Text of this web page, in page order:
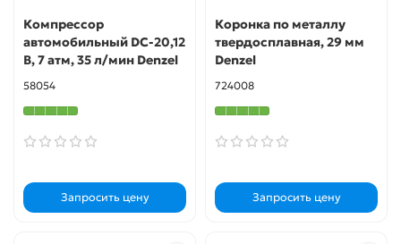
Компрессор
автомобильный DС-20,12
В, 7 атм, 35 л/мин Denzel
58054
Запросить цену
Коронка по металлу
твердосплавная, 29 мм
Denzel
724008
Запросить цену